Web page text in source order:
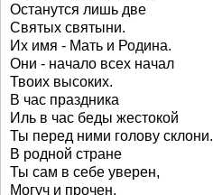
Останутся лишь две
Святых святыни.
Их имя - Мать и Родина.
Они - начало всех начал
Твоих высоких.
В час праздника
Иль в час беды жестокой
Ты перед ними голову склони.
В родной стране
Ты сам в себе уверен,
Могуч и прочен,